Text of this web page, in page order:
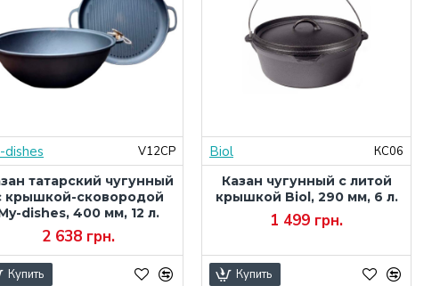
dishes
V12CP
татарский чугунный
крышкой-сковородой
dishes, 400 мм, 12 л.
2 638 грн.
Купить
Biol
КС06
Казан чугунный с литой
крышкой Biol, 290 мм, 6 л.
1 499 грн.
Купить